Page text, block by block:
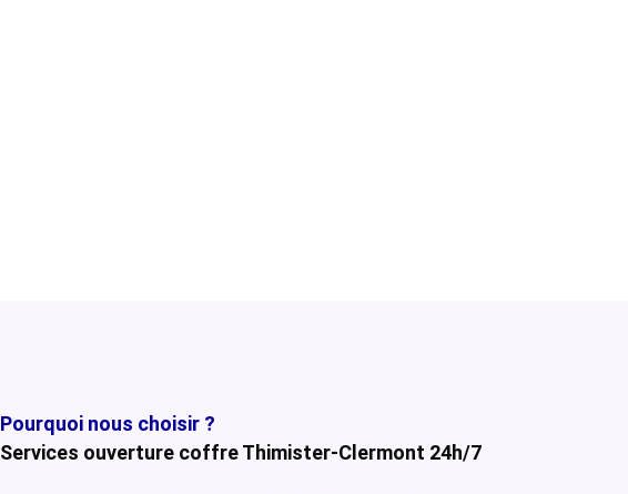
Pourquoi nous choisir ?
Services ouverture coffre Thimister-Clermont 24h/7